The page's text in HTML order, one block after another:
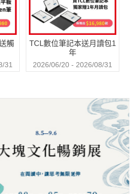
觸
31
TCL數位筆記本送月讀包1
年
2026/06/20 - 2026/08/31